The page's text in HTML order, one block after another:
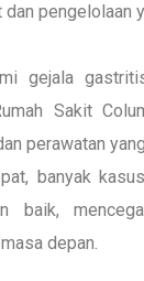
pengelolaan
gejala
Sakit
perawatan
banyak
baik,
depan.